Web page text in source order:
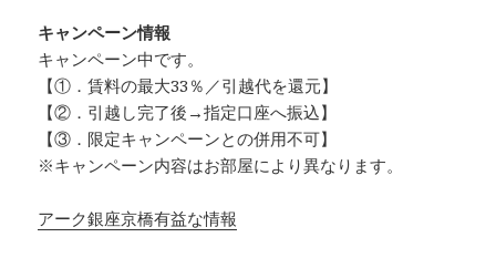
キャンペーン情報
キャンペーン中です。
【①．賃料の最大33％／引越代を還元】
【②．引越し完了後→指定口座へ振込】
【③．限定キャンペーンとの併用不可】
※キャンペーン内容はお部屋により異なります。
アーク銀座京橋有益な情報